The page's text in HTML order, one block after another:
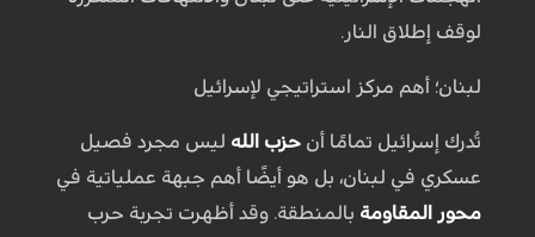
لوقف إطلاق النار.
لبنان؛ أهم مركز استراتيجي لإسرائيل
تُدرك إسرائيل تمامًا أن حزب الله ليس مجرد فصيل
عسكري في لبنان، بل هو أيضًا أهم جبهة عملياتية في
محور المقاومة بالمنطقة. وقد أظهرت تجربة حرب